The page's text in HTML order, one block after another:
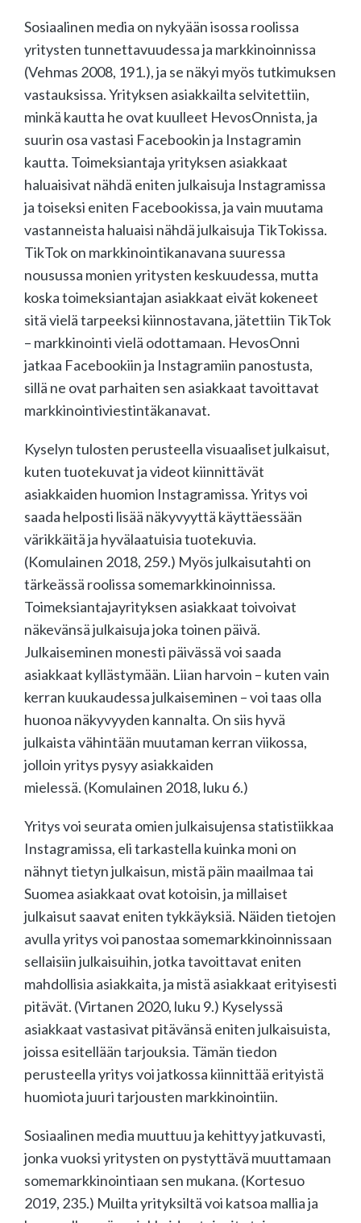
Sosiaalinen media on nykyään isossa roolissa
yritysten tunnettavuudessa ja markkinoinnissa
(Vehmas 2008, 191.), ja se näkyi myös tutkimuksen
vastauksissa. Yrityksen asiakkailta selvitettiin,
minkä kautta he ovat kuulleet HevosOnnista, ja
suurin osa vastasi Facebookin ja Instagramin
kautta. Toimeksiantaja yrityksen asiakkaat
haluaisivat nähdä eniten julkaisuja Instagramissa
ja toiseksi eniten Facebookissa, ja vain muutama
vastanneista haluaisi nähdä julkaisuja TikTokissa.
TikTok on markkinointikanavana suuressa
nousussa monien yritysten keskuudessa, mutta
koska toimeksiantajan asiakkaat eivät kokeneet
sitä vielä tarpeeksi kiinnostavana, jätettiin TikTok
– markkinointi vielä odottamaan. HevosOnni
jatkaa Facebookiin ja Instagramiin panostusta,
sillä ne ovat parhaiten sen asiakkaat tavoittavat
markkinointiviestintäkanavat.
Kyselyn tulosten perusteella visuaaliset julkaisut,
kuten tuotekuvat ja videot kiinnittävät
asiakkaiden huomion Instagramissa. Yritys voi
saada helposti lisää näkyvyyttä käyttäessään
värikkäitä ja hyvälaatuisia tuotekuvia.
(Komulainen 2018, 259.) Myös julkaisutahti on
tärkeässä roolissa somemarkkinoinnissa.
Toimeksiantajayrityksen asiakkaat toivoivat
näkevänsä julkaisuja joka toinen päivä.
Julkaiseminen monesti päivässä voi saada
asiakkaat kyllästymään. Liian harvoin – kuten vain
kerran kuukaudessa julkaiseminen – voi taas olla
huonoa näkyvyyden kannalta. On siis hyvä
julkaista vähintään muutaman kerran viikossa,
jolloin yritys pysyy asiakkaiden
mielessä. (Komulainen 2018, luku 6.)
Yritys voi seurata omien julkaisujensa statistiikkaa
Instagramissa, eli tarkastella kuinka moni on
nähnyt tietyn julkaisun, mistä päin maailmaa tai
Suomea asiakkaat ovat kotoisin, ja millaiset
julkaisut saavat eniten tykkäyksiä. Näiden tietojen
avulla yritys voi panostaa somemarkkinoinnissaan
sellaisiin julkaisuihin, jotka tavoittavat eniten
mahdollisia asiakkaita, ja mistä asiakkaat erityisesti
pitävät. (Virtanen 2020, luku 9.) Kyselyssä
asiakkaat vastasivat pitävänsä eniten julkaisuista,
joissa esitellään tarjouksia. Tämän tiedon
perusteella yritys voi jatkossa kiinnittää erityistä
huomiota juuri tarjousten markkinointiin.
Sosiaalinen media muuttuu ja kehittyy jatkuvasti,
jonka vuoksi yritysten on pystyttävä muuttamaan
somemarkkinointiaan sen mukana. (Kortesuo
2019, 235.) Muilta yrityksiltä voi katsoa mallia ja